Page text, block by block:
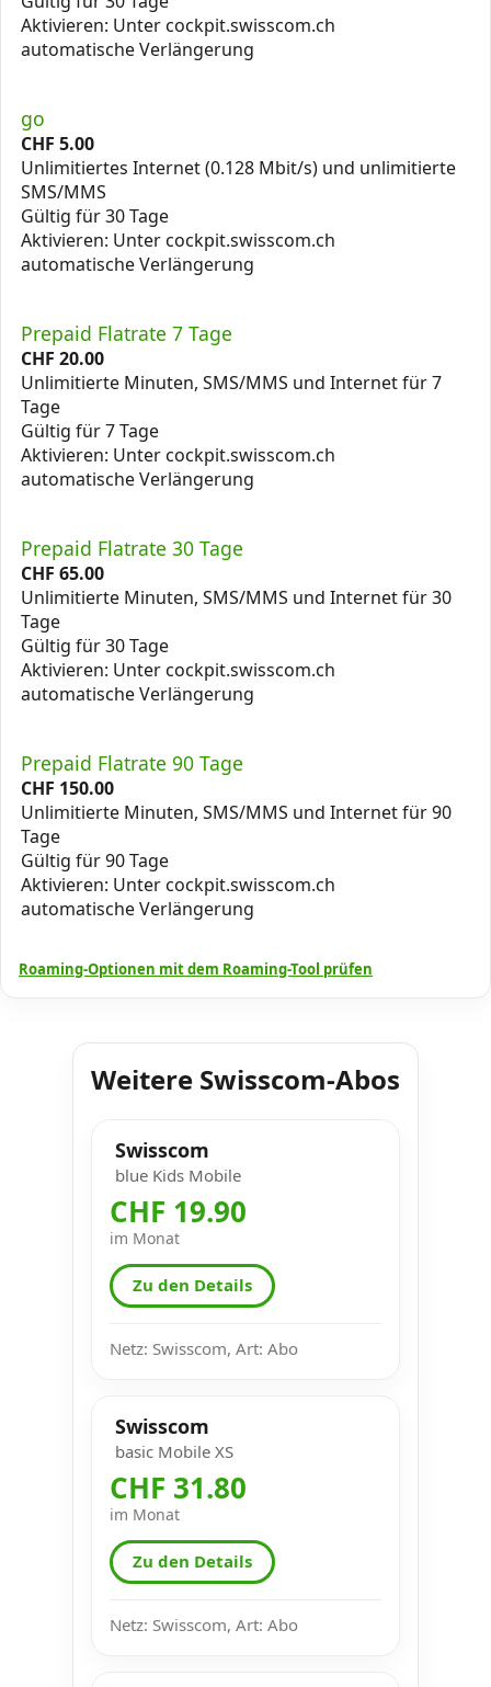
Aktivieren: Unter cockpit.swisscom.ch
automatische Verlängerung
go
CHF 5.00
Unlimitiertes Internet (0.128 Mbit/s) und unlimitierte
SMS/MMS
Gültig für 30 Tage
Aktivieren: Unter cockpit.swisscom.ch
automatische Verlängerung
Prepaid Flatrate 7 Tage
CHF 20.00
Unlimitierte Minuten, SMS/MMS und Internet für 7
Tage
Gültig für 7 Tage
Aktivieren: Unter cockpit.swisscom.ch
automatische Verlängerung
Prepaid Flatrate 30 Tage
CHF 65.00
Unlimitierte Minuten, SMS/MMS und Internet für 30
Tage
Gültig für 30 Tage
Aktivieren: Unter cockpit.swisscom.ch
automatische Verlängerung
Prepaid Flatrate 90 Tage
CHF 150.00
Unlimitierte Minuten, SMS/MMS und Internet für 90
Tage
Gültig für 90 Tage
Aktivieren: Unter cockpit.swisscom.ch
automatische Verlängerung
Roaming-Optionen mit dem Roaming-Tool prüfen
Weitere Swisscom-Abos
Swisscom
blue Kids Mobile
CHF 19.90
im Monat
Zu den Details
Netz: Swisscom, Art: Abo
Swisscom
basic Mobile XS
CHF 31.80
im Monat
Zu den Details
Netz: Swisscom, Art: Abo